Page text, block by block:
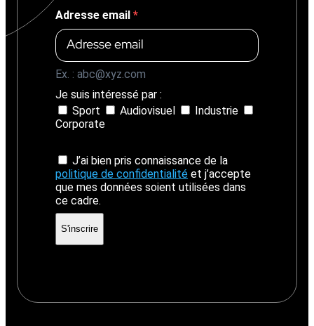
Adresse email
Ex. : abc@xyz.com
Je suis intéressé par :
Sport
Audiovisuel
Industrie
Corporate
J’ai bien pris connaissance de la
politique de confidentialité et j’accepte
que mes données soient utilisées dans
ce cadre.